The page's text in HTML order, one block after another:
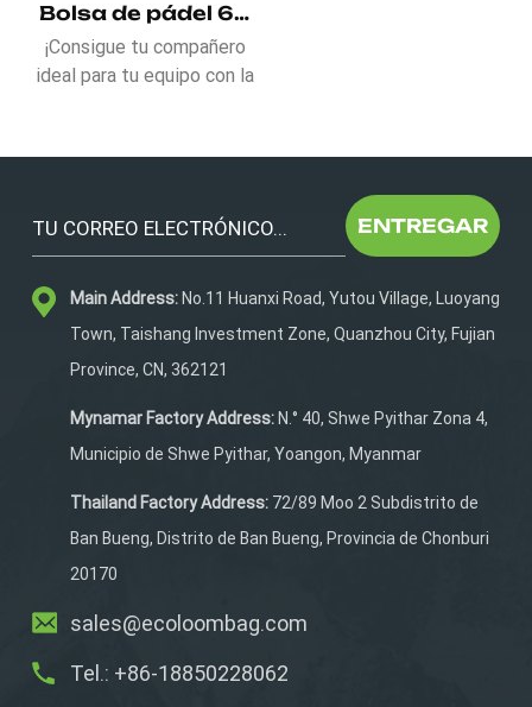
Bolsa de pádel 600D con espacio de almacenamiento versátil
¡Consigue tu compañero
ideal para tu equipo con la
almacenamiento! Dos
con cremallera te
más. Un compartimento
específico para zapatos
mantiene el calzado
las cuatro almohadillas
antideslizantes de
aportan estabilidad.
Cuélgala fácilmente
las correas de hombro
impermeable 600D
ENTREGAR
Main Address:No.11 Huanxi Road, Yutou Village, Luoyang
Town, Taishang Investment Zone, Quanzhou City, Fujian
Province, CN, 362121
Mynamar Factory Address:N.° 40, Shwe Pyithar Zona 4,
Municipio de Shwe Pyithar, Yoangon, Myanmar
Thailand Factory Address:72/89 Moo 2 Subdistrito de
Ban Bueng, Distrito de Ban Bueng, Provincia de Chonburi
20170
sales@ecoloombag.com
Tel.: +86-18850228062